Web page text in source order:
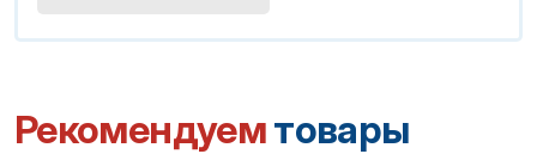
Рекомендуемтовары